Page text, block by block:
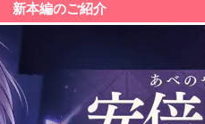
新本編のご紹介